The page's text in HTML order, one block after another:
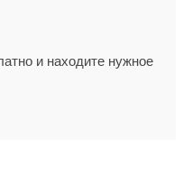
и находите нужное